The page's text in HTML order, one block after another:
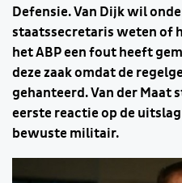
Defensie. Van Dijk wil
staatssecretaris weten of
het ABP een fout heeft
deze zaak omdat de
gehanteerd. Van der Maat
eerste reactie op de uitslag
bewuste militair.